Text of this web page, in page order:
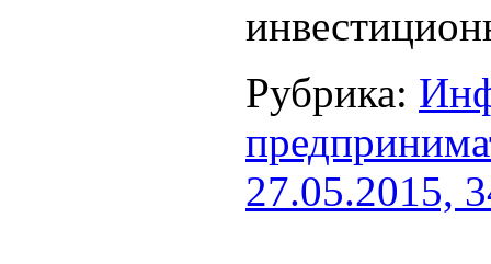
Рубрика:
27.05.2015,